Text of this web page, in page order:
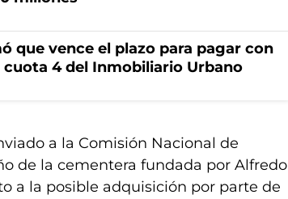
que vence el plazo para pagar con
4 del Inmobiliario Urbano
a la Comisión Nacional de
de la cementera fundada por Alfredo
a la posible adquisición por parte de